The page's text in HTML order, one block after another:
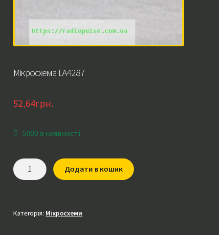
Мікросхема LA4287
52,64грн.
5000 в наявності
Мікросхема
LA4287
Додати в кошик
Категорія: Мікросхеми